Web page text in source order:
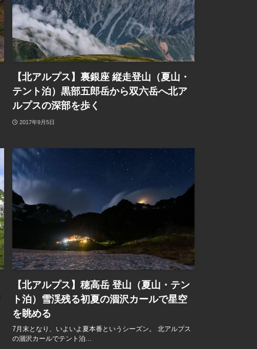
【北アルプス】裏銀座 縦走登山（夏山・
テント泊）黒部五郎岳から双六岳へ北ア
ルプスの深部を歩く
2017年9月5日
【北アルプス】穂高岳 登山（夏山・テン
ト泊）雪渓残る初夏の涸沢カールで星空
を眺める
7月末となり、いよいよ夏本番というシーズン。 北アルプス
の涸沢カールでテント泊...